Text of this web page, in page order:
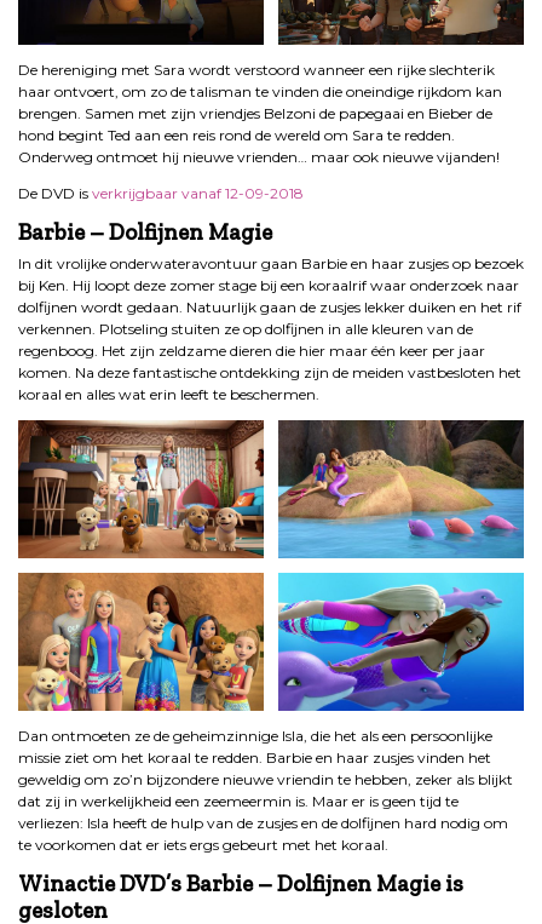
De hereniging met Sara wordt verstoord wanneer een rijke slechterik
haar ontvoert, om zo de talisman te vinden die oneindige rijkdom kan
brengen. Samen met zijn vriendjes Belzoni de papegaai en Bieber de
hond begint Ted aan een reis rond de wereld om Sara te redden.
Onderweg ontmoet hij nieuwe vrienden… maar ook nieuwe vijanden!
De DVD is verkrijgbaar vanaf 12-09-2018
Barbie – Dolfijnen Magie
In dit vrolijke onderwateravontuur gaan Barbie en haar zusjes op bezoek
bij Ken. Hij loopt deze zomer stage bij een koraalrif waar onderzoek naar
dolfijnen wordt gedaan. Natuurlijk gaan de zusjes lekker duiken en het rif
verkennen. Plotseling stuiten ze op dolfijnen in alle kleuren van de
regenboog. Het zijn zeldzame dieren die hier maar één keer per jaar
komen. Na deze fantastische ontdekking zijn de meiden vastbesloten het
koraal en alles wat erin leeft te beschermen.
Dan ontmoeten ze de geheimzinnige Isla, die het als een persoonlijke
missie ziet om het koraal te redden. Barbie en haar zusjes vinden het
geweldig om zo’n bijzondere nieuwe vriendin te hebben, zeker als blijkt
dat zij in werkelijkheid een zeemeermin is. Maar er is geen tijd te
verliezen: Isla heeft de hulp van de zusjes en de dolfijnen hard nodig om
te voorkomen dat er iets ergs gebeurt met het koraal.
Winactie DVD’s Barbie – Dolfijnen Magie is
gesloten